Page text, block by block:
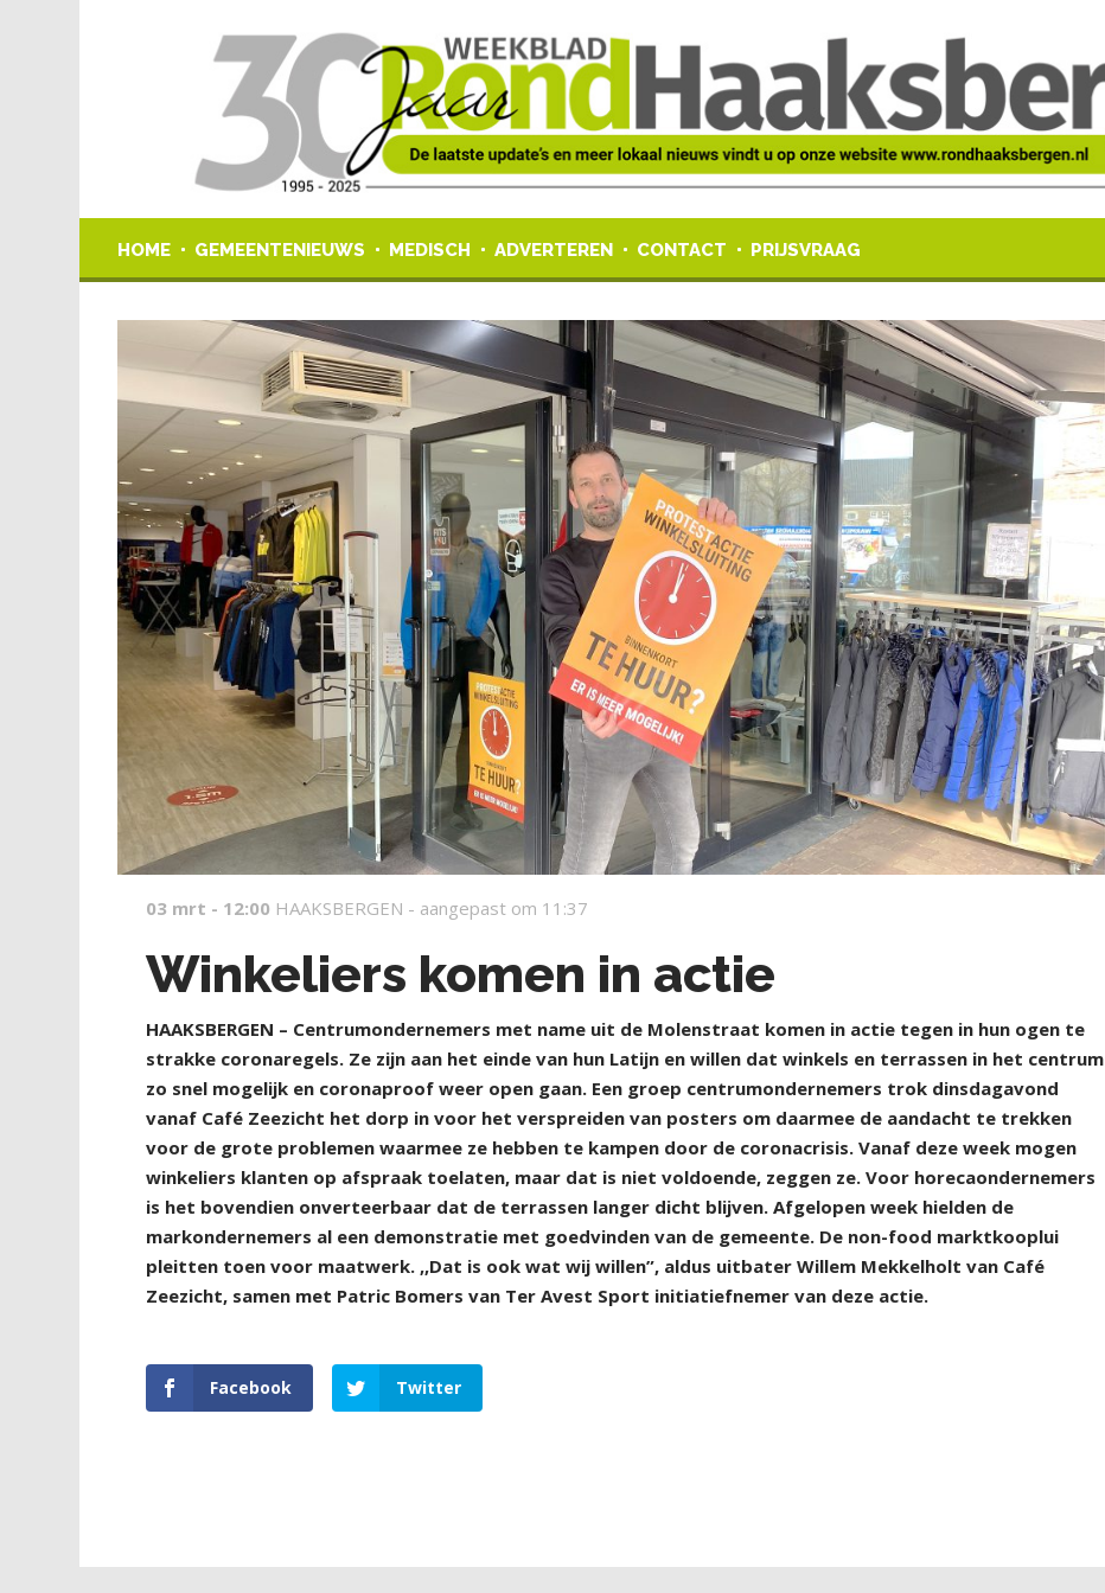
HOME GEMEENTENIEUWS MEDISCH ADVERTEREN CONTACT PRIJSVRAAG
03 mrt - 12:00 HAAKSBERGEN - aangepast om 11:37
Winkeliers komen in actie
HAAKSBERGEN – Centrumondernemers met name uit de Molenstraat komen in actie tegen in hun ogen te
strakke coronaregels. Ze zijn aan het einde van hun Latijn en willen dat winkels en terrassen in het centrum
zo snel mogelijk en coronaproof weer open gaan. Een groep centrumondernemers trok dinsdagavond
vanaf Café Zeezicht het dorp in voor het verspreiden van posters om daarmee de aandacht te trekken
voor de grote problemen waarmee ze hebben te kampen door de coronacrisis. Vanaf deze week mogen
winkeliers klanten op afspraak toelaten, maar dat is niet voldoende, zeggen ze. Voor horecaondernemers
is het bovendien onverteerbaar dat de terrassen langer dicht blijven. Afgelopen week hielden de
markondernemers al een demonstratie met goedvinden van de gemeente. De non-food marktkooplui
pleitten toen voor maatwerk. ,,Dat is ook wat wij willen”, aldus uitbater Willem Mekkelholt van Café
Zeezicht, samen met Patric Bomers van Ter Avest Sport initiatiefnemer van deze actie.
Facebook Twitter